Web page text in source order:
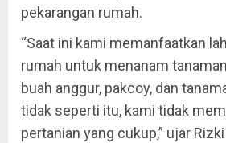
pekarangan rumah.
“Saat ini kami memanfaatkan
rumah untuk menanam
buah anggur, pakcoy, dan
tidak seperti itu, kami tidak
pertanian yang cukup,” ujar